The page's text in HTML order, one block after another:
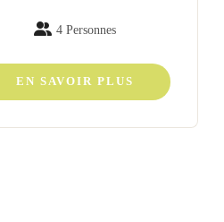
4 Personnes
EN SAVOIR PLUS